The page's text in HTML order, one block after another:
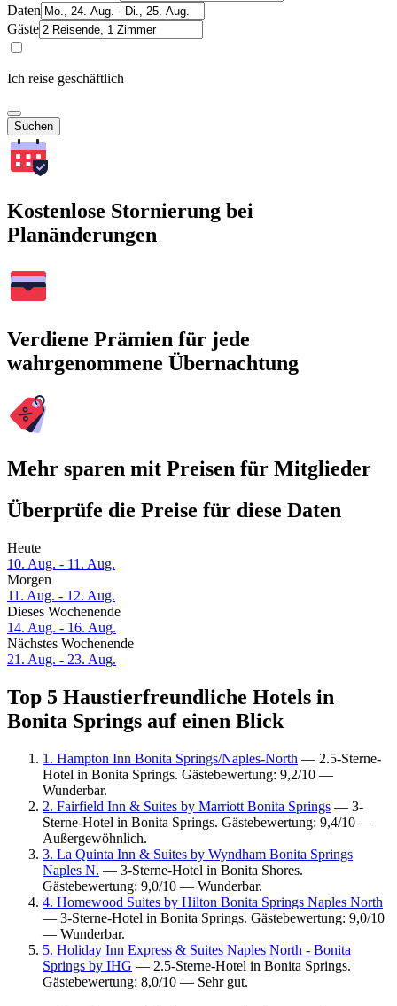
Daten
Gäste
Ich reise geschäftlich
Suchen
Kostenlose Stornierung bei
Planänderungen
Verdiene Prämien für jede
wahrgenommene Übernachtung
Mehr sparen mit Preisen für Mitglieder
Überprüfe die Preise für diese Daten
Heute
10. Aug. - 11. Aug.
Morgen
11. Aug. - 12. Aug.
Dieses Wochenende
14. Aug. - 16. Aug.
Nächstes Wochenende
21. Aug. - 23. Aug.
Top 5 Haustierfreundliche Hotels in
Bonita Springs auf einen Blick
1. Hampton Inn Bonita Springs/Naples-North — 2.5-Sterne-
Hotel in Bonita Springs. Gästebewertung: 9,2/10 —
Wunderbar.
2. Fairfield Inn & Suites by Marriott Bonita Springs — 3-
Sterne-Hotel in Bonita Springs. Gästebewertung: 9,4/10 —
Außergewöhnlich.
3. La Quinta Inn & Suites by Wyndham Bonita Springs
Naples N. — 3-Sterne-Hotel in Bonita Shores.
Gästebewertung: 9,0/10 — Wunderbar.
4. Homewood Suites by Hilton Bonita Springs Naples North
— 3-Sterne-Hotel in Bonita Springs. Gästebewertung: 9,0/10
— Wunderbar.
5. Holiday Inn Express & Suites Naples North - Bonita
Springs by IHG — 2.5-Sterne-Hotel in Bonita Springs.
Gästebewertung: 8,0/10 — Sehr gut.